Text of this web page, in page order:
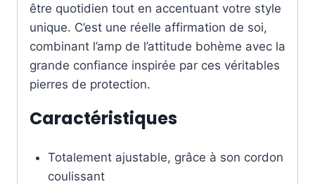
être quotidien tout en accentuant votre style
unique. C’est une réelle affirmation de soi,
combinant l’amp de l’attitude bohème avec la
grande confiance inspirée par ces véritables
pierres de protection.
Caractéristiques
Totalement ajustable, grâce à son cordon
coulissant